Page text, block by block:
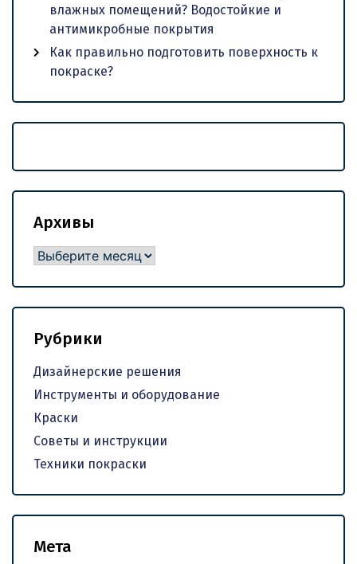
влажных помещений? Водостойкие и
антимикробные покрытия
Как правильно подготовить поверхность к
покраске?
Архивы
Архивы
Рубрики
Дизайнерские решения
Инструменты и оборудование
Краски
Советы и инструкции
Техники покраски
Мета